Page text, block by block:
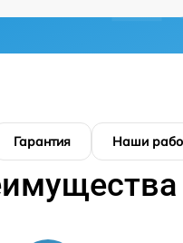
Гарантия Наши